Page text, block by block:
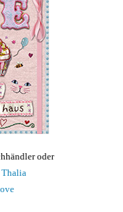
oder
Thalia